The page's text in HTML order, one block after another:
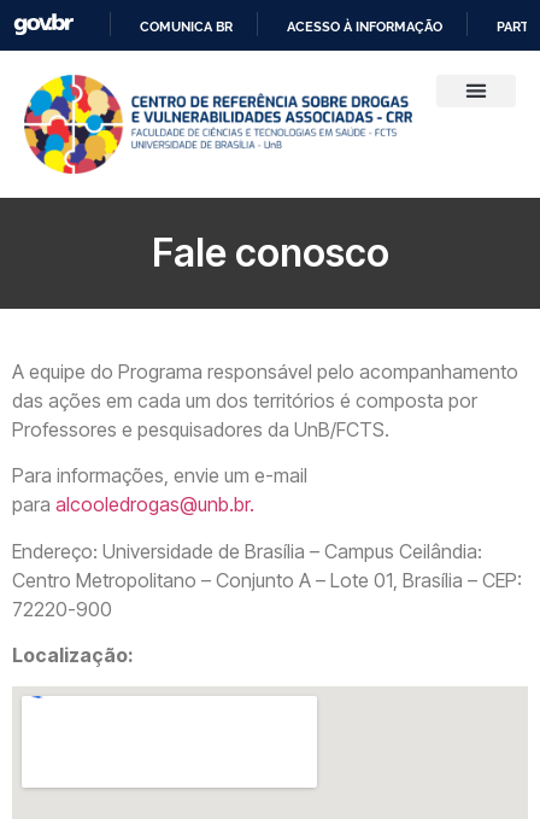
PARA
O
CONTEÚDO
COMUNICA BR ACESSO À INFORMAÇÃO
Fale conosco
A equipe do Programa responsável pelo acompanhamento
das ações em cada um dos territórios é composta por
Professores e pesquisadores da UnB/FCTS.
Para informações, envie um e-mail
para alcooledrogas@unb.br.
Endereço: Universidade de Brasília – Campus Ceilândia:
Centro Metropolitano – Conjunto A – Lote 01, Brasília – CEP:
72220-900
Localização: